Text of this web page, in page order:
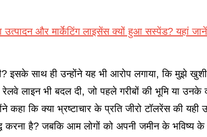
और मार्केटिंग लाइसेंस क्यों हुआ सस्पेंड? यहां जानें
इसके साथ ही उन्होंने यह भी आरोप लगाया, कि मुझे
लाइन भी बदल दी, जो पहले गरीबों की भूमि या उनके
कहा कि क्या भ्रष्टाचार के प्रति जीरो टॉलरेंस की यही
करना है? जबकि आम लोगों को अपनी जमीन के भविष्य के